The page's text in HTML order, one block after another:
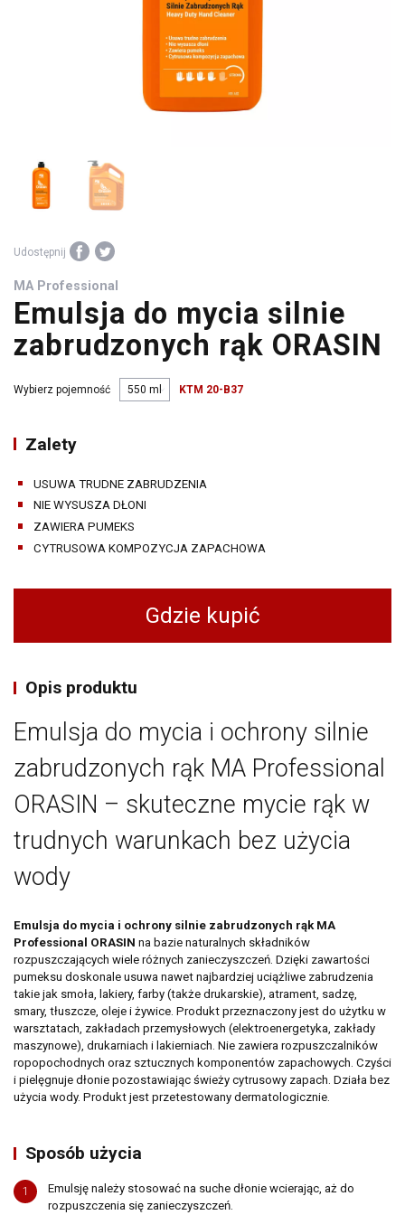
warsztatowe
Udostępnij
MA Professional
Emulsja do mycia silnie
zabrudzonych rąk ORASIN
Wybierz pojemność KTM 20-B37
Zalety
USUWA TRUDNE ZABRUDZENIA
NIE WYSUSZA DŁONI
ZAWIERA PUMEKS
CYTRUSOWA KOMPOZYCJA ZAPACHOWA
Gdzie kupić
Opis produktu
Emulsja do mycia i ochrony silnie
zabrudzonych rąk MA Professional
ORASIN – skuteczne mycie rąk w
trudnych warunkach bez użycia
wody
Emulsja do mycia i ochrony silnie zabrudzonych rąk MA
Professional ORASIN na bazie naturalnych składników
rozpuszczających wiele różnych zanieczyszczeń. Dzięki zawartości
pumeksu doskonale usuwa nawet najbardziej uciążliwe zabrudzenia
takie jak smoła, lakiery, farby (także drukarskie), atrament, sadzę,
smary, tłuszcze, oleje i żywice. Produkt przeznaczony jest do użytku w
warsztatach, zakładach przemysłowych (elektroenergetyka, zakłady
maszynowe), drukarniach i lakierniach. Nie zawiera rozpuszczalników
ropopochodnych oraz sztucznych komponentów zapachowych. Czyści
i pielęgnuje dłonie pozostawiając świeży cytrusowy zapach. Działa bez
użycia wody. Produkt jest przetestowany dermatologicznie.
Sposób użycia
1
Emulsję należy stosować na suche dłonie wcierając, aż do
rozpuszczenia się zanieczyszczeń.
Newsletter
Adres email
Wyrażam zgodę na przetwarzanie moich danych osobowych zamieszczonych w
powyższym formularzu przez AMTRA Sp. z o.o. z siedzibą w Sosnowcu (41-200) przy
ul. Schonów 3 w celu odpowiedzi na moje zapytanie. Zapoznałem/zapoznałam się z
pouczeniem dotyczącym prawa dostępu do treści moich danych i możliwości ich
poprawiania. Jestem świadom/świadoma, iż moja zgoda może być odwołana w
kwietnia 2016 r. (Dz. Urz. UE L 119 z 04.05.2016) informuję, iż:
administratorem Pani/Pana danych osobowych jest AMTRA Sp. z o.o.
z siedzibą w Sosnowcu (41-200), ul Schonów 3, zwana dalej Spółką,
Pani/Pana dane osobowe przetwarzane będą w celu realizacji usługi